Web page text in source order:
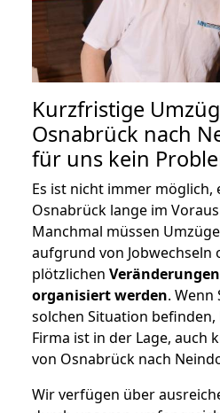
Kurzfristige
Osnabrück nach
für uns kein
Es ist nicht immer möglich,
Osnabrück lange im
Manchmal müssen
aufgrund von Jobwechseln
plötzlichen
organisiert werden. Wenn
solchen Situation befinden,
Firma ist in der Lage, auch
von Osnabrück nach
Wir verfügen über